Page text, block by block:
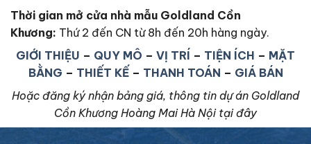
Thời gian mở cửa nhà mẫu Goldland Cồn
Khương: Thứ 2 đến CN từ 8h đến 20h hàng ngày.
GIỚI THIỆU – QUY MÔ – VỊ TRÍ – TIỆN ÍCH – MẶT
BẰNG – THIẾT KẾ– THANH TOÁN – GIÁ BÁN
Hoặc đăng ký nhận bảng giá, thông tin dự án Goldland
Cồn Khương Hoàng Mai Hà Nội tại đây